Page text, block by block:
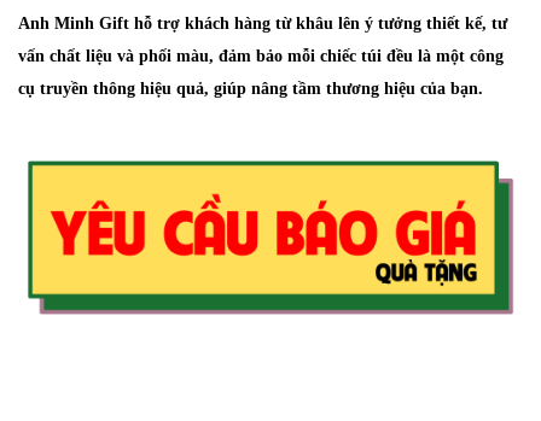
Anh Minh Gift hỗ trợ khách hàng từ khâu lên ý tưởng thiết kế, tư
vấn chất liệu và phối màu, đảm bảo mỗi chiếc túi đều là một công
cụ truyền thông hiệu quả, giúp nâng tầm thương hiệu của bạn.